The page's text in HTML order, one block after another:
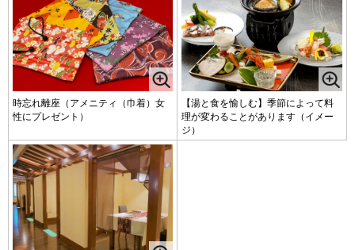
時忘れ離座（アメニティ（巾着）女
性にプレゼント）
【湯と食を愉しむ】季節によって料
理が変わることがあります（イメー
ジ）